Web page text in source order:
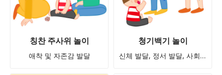
칭찬 주사위 놀이
애착 및 자존감 발달
청기백기 놀이
신체 발달, 정서 발달, 사회성 발달, 인지 발달